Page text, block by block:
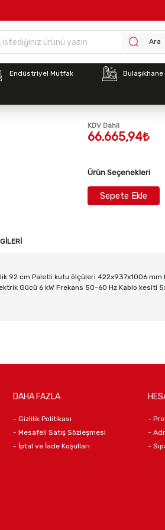
Ara
Endüstriyel Mutfak Bulaşıkhane
Stok Kodu:INO-9IE11
İnoksan 9IE11
KDV Dahil
66.665,94₺
Ürün Seçenekleri
Sepete Ekle
92 cm Paletli kutu ölçüleri 422x937x1006
Gücü 6 kW Frekans 50-60 Hz Kablo kesiti
DAHA FAZLA
- Gizlilik Politikası
- Mesafeli Satış Sözleşmesi
- İptal ve İade Koşulları
-
-
-